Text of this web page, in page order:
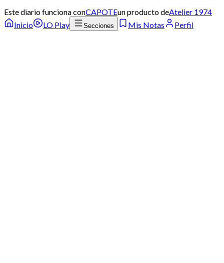
Este diario funciona conCAPOTEun producto deAtelier 1974
Inicio
LO Play Secciones Mis Notas Perfil